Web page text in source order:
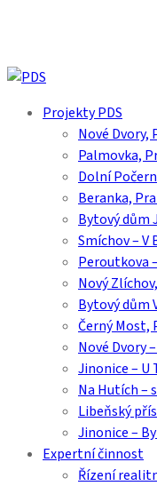
content
search
Menu Projekty PDS
Nové Dvory,
Palmovka,
Dolní
Beranka,
Bytový dům
Smíchov – V
Peroutkova
Nový
Bytový dům
Černý Most,
Nové Dvory
Jinonice – U
Na Hutích –
Libeňský
Jinonice –
Expertní činnost
Řízení